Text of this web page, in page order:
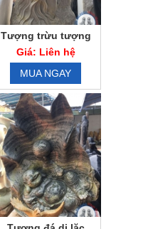
Tượng trừu tượng
đá đẹp
Giá: Liên hệ
MUA NGAY